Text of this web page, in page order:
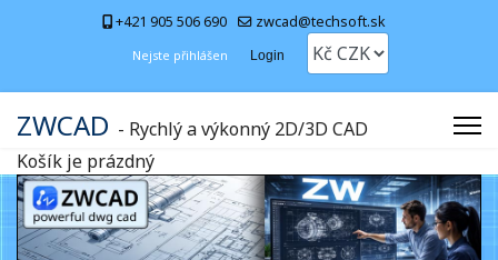
+421 905 506 690 zwcad@techsoft.sk
Nejste přihlášen Login
ZWCAD - Rychlý a výkonný 2D/3D CAD
Košík je prázdný